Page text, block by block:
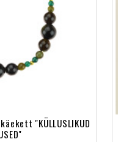
"KÜLLUSLIKUD